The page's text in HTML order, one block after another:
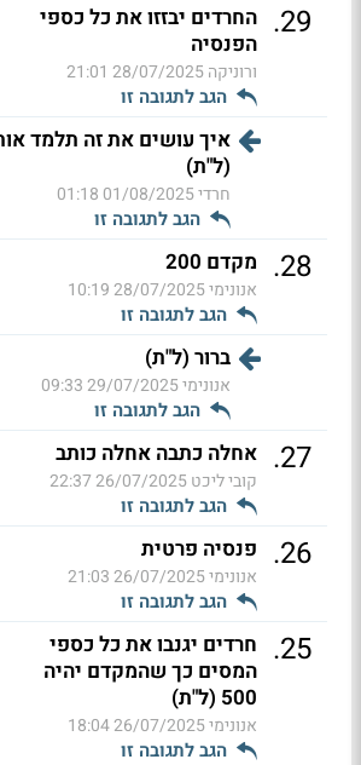
29
. החרדים יבזזו את כל כספי
הפנסיה
ורוניקה28/07/2025 21:01
הגב לתגובה זו
איך עושים את זה תלמד
(ל"ת)
חרדי01/08/2025 01:18
הגב לתגובה זו
28
. מקדם 200
אנונימי28/07/2025 10:19
הגב לתגובה זו
ברור (ל"ת)
אנונימי29/07/2025 09:33
הגב לתגובה זו
27
. אחלה כתבה אחלה כותב
קובי ליכט26/07/2025 22:37
הגב לתגובה זו
26
. פנסיה פרטית
אנונימי26/07/2025 21:03
הגב לתגובה זו
25
. חרדים יגנבו את כל כספי
המסים כך שהמקדם יהיה
500 (ל"ת)
אנונימי26/07/2025 18:04
הגב לתגובה זו